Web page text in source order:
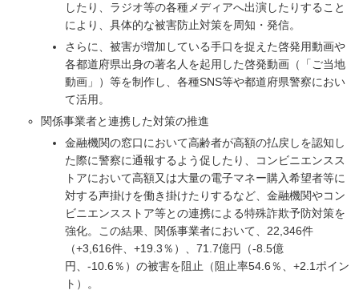
したり、ラジオ等の各種メディアへ出演したりすること
により、具体的な被害防止対策を周知・発信。
さらに、被害が増加している手口を捉えた啓発用動画や
各都道府県出身の著名人を起用した啓発動画（「ご当地
動画」）等を制作し、各種SNS等や都道府県警察におい
て活用。
関係事業者と連携した対策の推進
金融機関の窓口において高齢者が高額の払戻しを認知し
た際に警察に通報するよう促したり、コンビニエンスス
トアにおいて高額又は大量の電子マネー購入希望者等に
対する声掛けを働き掛けたりするなど、金融機関やコン
ビニエンスストア等との連携による特殊詐欺予防対策を
強化。この結果、関係事業者において、22,346件
（+3,616件、+19.3％）、71.7億円（-8.5億
円、-10.6％）の被害を阻止（阻止率54.6％、+2.1ポイン
ト）。